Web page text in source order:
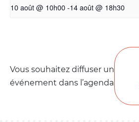
10 août @ 10h00-14 août @ 18h30
Vous souhaitez diffuser un
événement dans l’agenda